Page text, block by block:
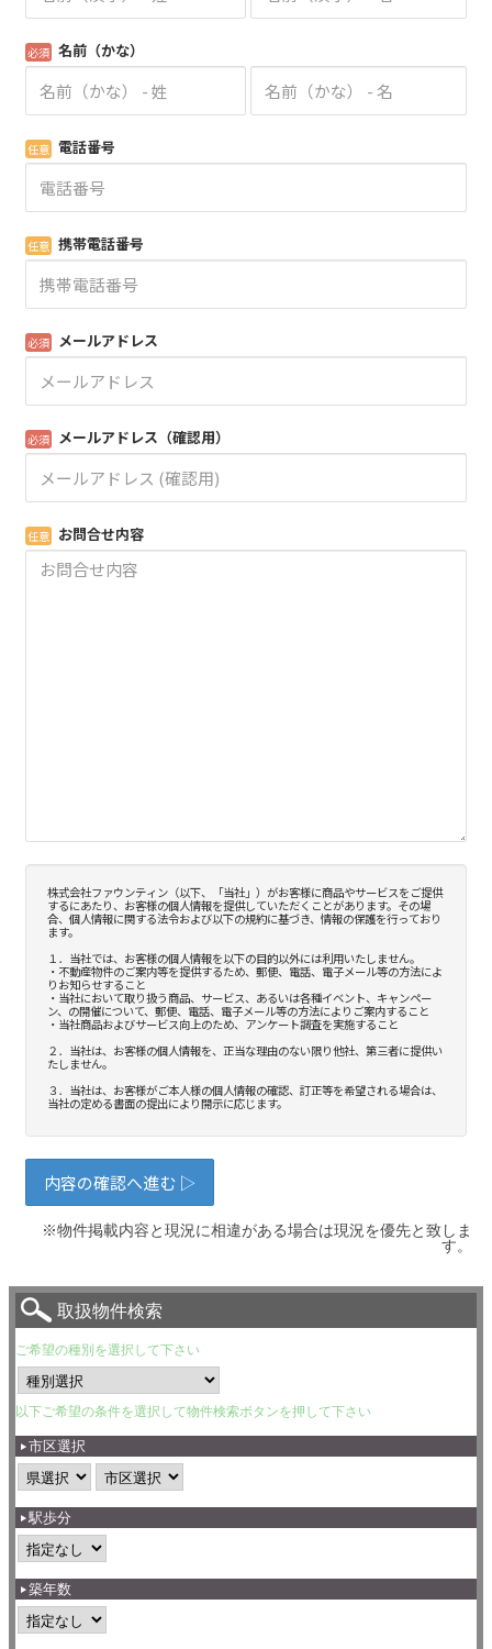
※物件掲載内容と現況に相違がある場合は現況を優先と致しま
す。
取扱物件検索
ご希望の種別を選択して下さい
以下ご希望の条件を選択して物件検索ボタンを押して下さい
市区選択
駅歩分
築年数